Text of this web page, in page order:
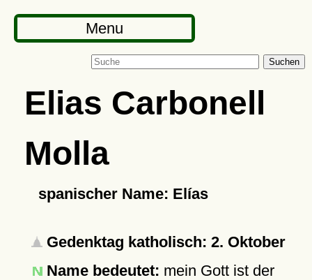
Menu
Suchen
Elias Carbonell
Molla
spanischer Name: Elías
Gedenktag katholisch: 2. Oktober
Name bedeutet: mein Gott ist der